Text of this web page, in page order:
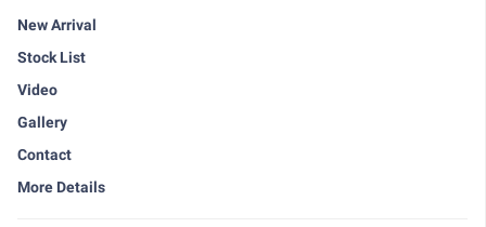
New Arrival
Stock List
Video
Gallery
Contact
More Details